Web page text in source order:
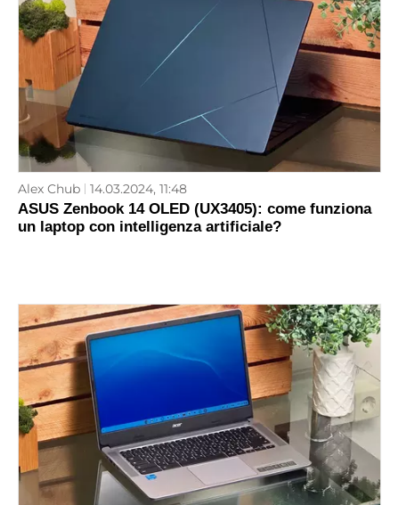
Alex Chub 14.03.2024, 11:48
ASUS Zenbook 14 OLED (UX3405): come funziona
un laptop con intelligenza artificiale?